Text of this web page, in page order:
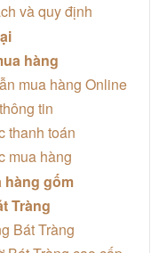
và quy định
hàng
mua hàng Online
tin
thanh toán
mua hàng
gốm
Tràng
Bát Tràng